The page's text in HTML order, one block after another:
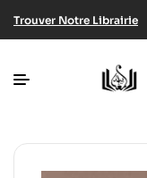
Trouver Notre Librairie